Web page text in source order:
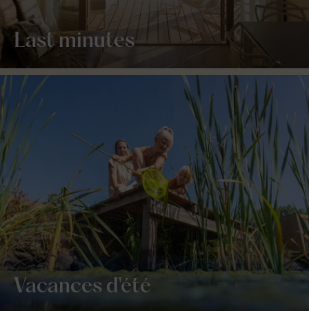
Last minutes
Vacances d'été